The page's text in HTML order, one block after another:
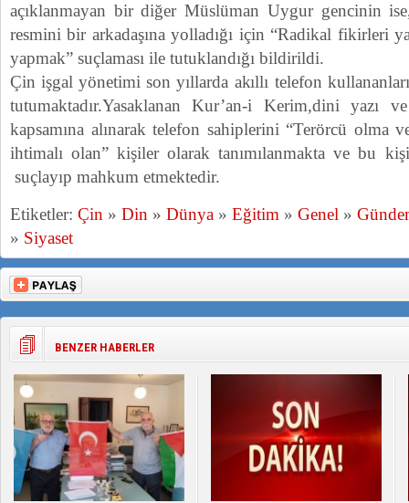
açıklanmayan bir diğer Müslüman Uygur gencinin
resmini bir arkadaşına yolladığı için “Radikal fikirleri
yapmak” suçlaması ile tutuklandığı bildirildi.
Çin işgal yönetimi son yıllarda akıllı telefon
tutumaktadır.Yasaklanan Kur’an-i Kerim,dini yazı
kapsamına alınarak telefon sahiplerini “Terörcü olma
ihtimalı olan” kişiler olarak tanımılanmakta ve bu
suçlayıp mahkum etmektedir.
Etiketler: Çin » Din » Dünya » Eğitim » Genel »
» Siyaset
BENZER HABERLER